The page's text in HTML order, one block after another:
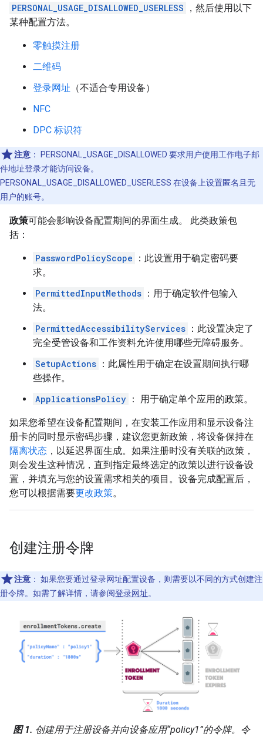
PERSONAL_USAGE_DISALLOWED_USERLESS
，然后使用以下
某种配置方法。
零触摸注册
二维码
登录网址 （不适合专用设备）
NFC
DPC 标识符
注意 ：
PERSONAL_USAGE_DISALLOWED 要求用户使用工作电子邮
件地址登录才能访问设备。
PERSONAL_USAGE_DISALLOWED_USERLESS 在设备上设置匿名且无
用户的账号。
政策可能会影响设备配置期间的界面生成。 此类政策包
括：
PasswordPolicyScope
：此设置用于确定密码要
求。
PermittedInputMethods ：用于确定软件包输入
法。
PermittedAccessibilityServices ：此设置决定了
完全受管设备和工作资料允许使用哪些无障碍服务。
SetupActions ：此属性用于确定在设置期间执行哪
些操作。
ApplicationsPolicy ： 用于确定单个应用的政策。
如果您希望在设备配置期间，在安装工作应用和显示设备注
册卡的同时显示密码步骤，建议您更新政策，将设备保持在
隔离状态 ，以延迟界面生成。如果注册时没有关联的政策，
则会发生这种情况，直到指定最终选定的政策以进行设备设
置，并填充与您的设置需求相关的项目。设备完成配置后，
您可以根据需要更改政策。
创建注册令牌
注意 ： 如果您要通过登录网址配置设备，则需要以不同的方式创建注
册令牌。如需了解详情，请参阅登录网址。
图 1. 创建用于注册设备并向设备应用“policy1”的令牌。令